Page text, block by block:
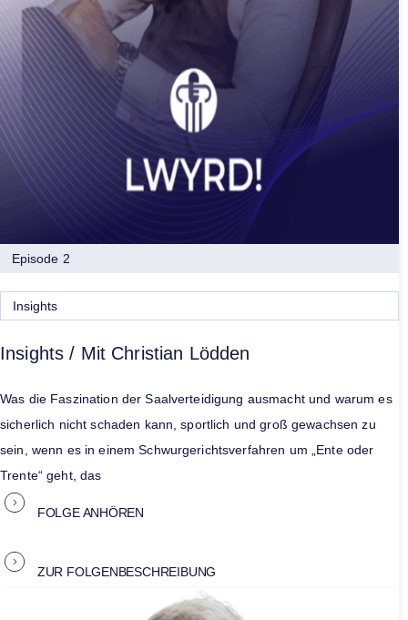
Episode 2
Insights
Insights / Mit Christian Lödden
Was die Faszination der Saalverteidigung ausmacht und warum es
sicherlich nicht schaden kann, sportlich und groß gewachsen zu
sein, wenn es in einem Schwurgerichtsverfahren um „Ente oder
Trente“ geht, das
FOLGE ANHÖREN
ZUR FOLGENBESCHREIBUNG